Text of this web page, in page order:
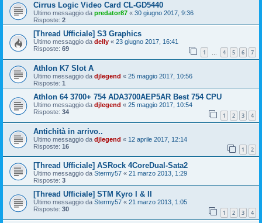
Cirrus Logic Video Card CL-GD5440
Ultimo messaggio da predator87 « 30 giugno 2017, 9:36
Risposte: 2
[Thread Ufficiale] S3 Graphics
Ultimo messaggio da delly « 23 giugno 2017, 16:41
Risposte: 69 1 … 4 5 6 7
Athlon K7 Slot A
Ultimo messaggio da djlegend « 25 maggio 2017, 10:56
Risposte: 1
Athlon 64 3700+ 754 ADA3700AEP5AR Best 754 CPU
Ultimo messaggio da djlegend « 25 maggio 2017, 10:54
Risposte: 34 1 2 3 4
Antichità in arrivo..
Ultimo messaggio da djlegend « 12 aprile 2017, 12:14
Risposte: 16 1 2
[Thread Ufficiale] ASRock 4CoreDual-Sata2
Ultimo messaggio da Stermy57 « 21 marzo 2013, 1:29
Risposte: 3
[Thread Ufficiale] STM Kyro I & II
Ultimo messaggio da Stermy57 « 21 marzo 2013, 1:05
Risposte: 30 1 2 3 4